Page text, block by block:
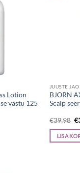
Lotion
vastu 125
JUUSTE
BJORN
Scalp
€39,98 €
LISA